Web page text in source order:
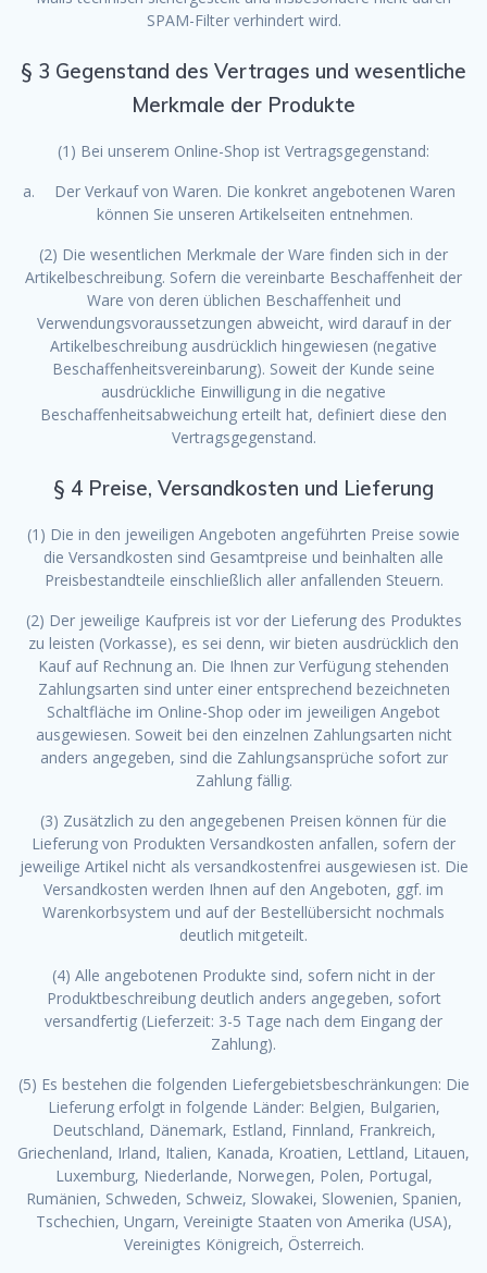
SPAM-Filter verhindert wird.
§ 3 Gegenstand des Vertrages und wesentliche
Merkmale der Produkte
(1) Bei unserem Online-Shop ist Vertragsgegenstand:
Der Verkauf von Waren. Die konkret angebotenen Waren
können Sie unseren Artikelseiten entnehmen.
(2) Die wesentlichen Merkmale der Ware finden sich in der
Artikelbeschreibung. Sofern die vereinbarte Beschaffenheit der
Ware von deren üblichen Beschaffenheit und
Verwendungsvoraussetzungen abweicht, wird darauf in der
Artikelbeschreibung ausdrücklich hingewiesen (negative
Beschaffenheitsvereinbarung). Soweit der Kunde seine
ausdrückliche Einwilligung in die negative
Beschaffenheitsabweichung erteilt hat, definiert diese den
Vertragsgegenstand.
§ 4 Preise, Versandkosten und Lieferung
(1) Die in den jeweiligen Angeboten angeführten Preise sowie
die Versandkosten sind Gesamtpreise und beinhalten alle
Preisbestandteile einschließlich aller anfallenden Steuern.
(2) Der jeweilige Kaufpreis ist vor der Lieferung des Produktes
zu leisten (Vorkasse), es sei denn, wir bieten ausdrücklich den
Kauf auf Rechnung an. Die Ihnen zur Verfügung stehenden
Zahlungsarten sind unter einer entsprechend bezeichneten
Schaltfläche im Online-Shop oder im jeweiligen Angebot
ausgewiesen. Soweit bei den einzelnen Zahlungsarten nicht
anders angegeben, sind die Zahlungsansprüche sofort zur
Zahlung fällig.
(3) Zusätzlich zu den angegebenen Preisen können für die
Lieferung von Produkten Versandkosten anfallen, sofern der
jeweilige Artikel nicht als versandkostenfrei ausgewiesen ist. Die
Versandkosten werden Ihnen auf den Angeboten, ggf. im
Warenkorbsystem und auf der Bestellübersicht nochmals
deutlich mitgeteilt.
(4) Alle angebotenen Produkte sind, sofern nicht in der
Produktbeschreibung deutlich anders angegeben, sofort
versandfertig (Lieferzeit: 3-5 Tage nach dem Eingang der
Zahlung).
(5) Es bestehen die folgenden Liefergebietsbeschränkungen: Die
Lieferung erfolgt in folgende Länder: Belgien, Bulgarien,
Deutschland, Dänemark, Estland, Finnland, Frankreich,
Griechenland, Irland, Italien, Kanada, Kroatien, Lettland, Litauen,
Luxemburg, Niederlande, Norwegen, Polen, Portugal,
Rumänien, Schweden, Schweiz, Slowakei, Slowenien, Spanien,
Tschechien, Ungarn, Vereinigte Staaten von Amerika (USA),
Vereinigtes Königreich, Österreich.